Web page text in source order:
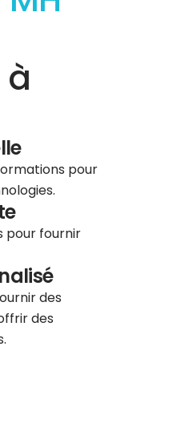
pour
pour fournir
des
des